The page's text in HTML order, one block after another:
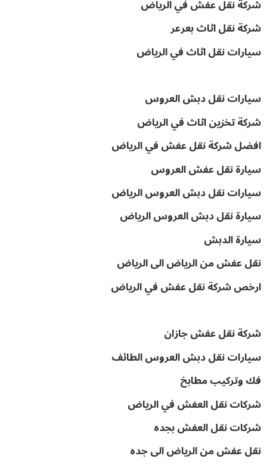
شركة نقل عفش في الرياض
شركة نقل اثاث بعرعر
سيارات نقل اثاث في الرياض
سيارات نقل دبش العروس
شركة تخزين اثاث في الرياض
افضل شركة نقل عفش في الرياض
سيارة نقل عفش العروس
سيارات نقل دبش العروس الرياض
سيارة نقل دبش العروس الرياض
سيارة الدبش
نقل عفش من الرياض الى الرياض
ارخص شركة نقل عفش في الرياض
شركة نقل عفش جازان
سيارات نقل دبش العروس الطائف
فك وتركيب مطابخ
شركات نقل العفش في الرياض
شركات نقل العفش بجده
نقل عفش من الرياض الى جده